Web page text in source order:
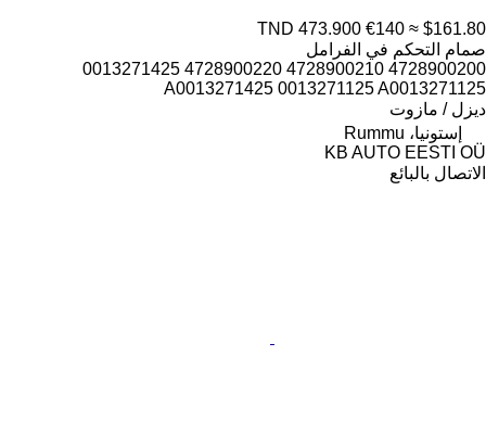
TND 473.900 €140 ≈ $161.80
صمام التحكم في الفرامل
4728900200 4728900210 4728900220 0013271425
A0013271425 0013271125 A0013271125
ديزل / مازوت
إستونيا، Rummu
KB AUTO EESTI OÜ
الاتصال بالبائع